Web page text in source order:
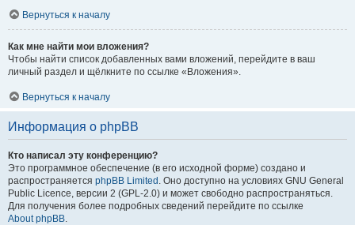
Вернуться к началу
Как мне найти мои вложения?
Чтобы найти список добавленных вами вложений, перейдите в ваш
личный раздел и щёлкните по ссылке «Вложения».
Вернуться к началу
Информация о phpBB
Кто написал эту конференцию?
Это программное обеспечение (в его исходной форме) создано и
распространяется phpBB Limited . Оно доступно на условиях GNU General
Public Licence, версии 2 (GPL-2.0) и может свободно распространяться.
Для получения более подробных сведений перейдите по ссылке
About phpBB.